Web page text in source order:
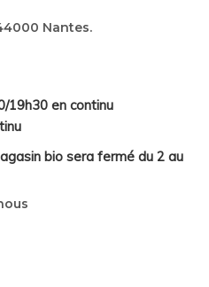
Nantes.
19h30 en continu
bio sera fermé du 2 au